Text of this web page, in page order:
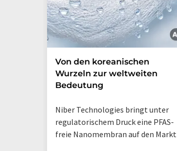
Von den koreanischen
Wurzeln zur weltweiten
Bedeutung
Niber Technologies bringt unter
regulatorischem Druck eine PFAS-
freie Nanomembran auf den Markt